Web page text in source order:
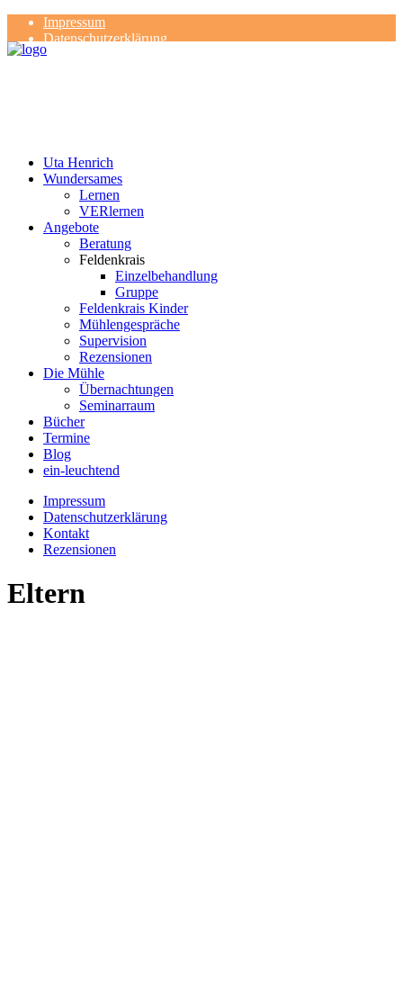
Impressum
Datenschutzerklärung
Kontakt
Uta Henrich
Wundersames
Lernen
VERlernen
Angebote
Beratung
Feldenkrais
Einzelbehandlung
Gruppe
Feldenkrais Kinder
Mühlengespräche
Supervision
Rezensionen
Die Mühle
Übernachtungen
Seminarraum
Bücher
Termine
Blog
ein-leuchtend
Impressum
Datenschutzerklärung
Kontakt
Rezensionen
Eltern